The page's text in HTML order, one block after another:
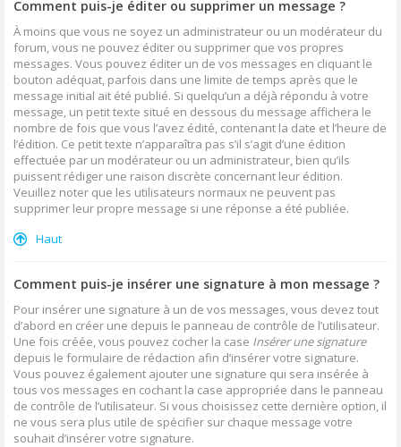
Comment puis-je éditer ou supprimer un message ?
À moins que vous ne soyez un administrateur ou un modérateur du
forum, vous ne pouvez éditer ou supprimer que vos propres
messages. Vous pouvez éditer un de vos messages en cliquant le
bouton adéquat, parfois dans une limite de temps après que le
message initial ait été publié. Si quelqu’un a déjà répondu à votre
message, un petit texte situé en dessous du message affichera le
nombre de fois que vous l’avez édité, contenant la date et l’heure de
l’édition. Ce petit texte n’apparaîtra pas s’il s’agit d’une édition
effectuée par un modérateur ou un administrateur, bien qu’ils
puissent rédiger une raison discrète concernant leur édition.
Veuillez noter que les utilisateurs normaux ne peuvent pas
supprimer leur propre message si une réponse a été publiée.
Haut
Comment puis-je insérer une signature à mon message ?
Pour insérer une signature à un de vos messages, vous devez tout
d’abord en créer une depuis le panneau de contrôle de l’utilisateur.
Une fois créée, vous pouvez cocher la case Insérer une signature
depuis le formulaire de rédaction afin d’insérer votre signature.
Vous pouvez également ajouter une signature qui sera insérée à
tous vos messages en cochant la case appropriée dans le panneau
de contrôle de l’utilisateur. Si vous choisissez cette dernière option, il
ne vous sera plus utile de spécifier sur chaque message votre
souhait d’insérer votre signature.